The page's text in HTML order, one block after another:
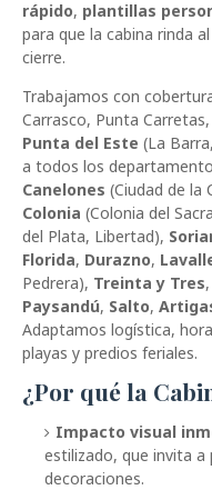
rápido, plantillas
para que la cabina rinda
cierre.
Trabajamos con
Carrasco, Punta
Punta del Este (La
a todos los
Canelones (Ciudad de la
Colonia (Colonia del
del Plata, Libertad),
Florida, Durazno,
Pedrera), Treinta y Tres,
Paysandú, Salto,
Adaptamos logística,
playas y predios feriales.
¿Por qué la
Impacto visual
estilizado, que invita a
decoraciones.